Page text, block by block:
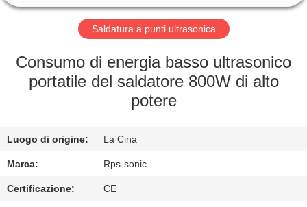
GIRO
FABBRICA
QUALITÀ
CONTATTICI
Saldatura a punti ultrasonica
Consumo di energia basso ultrasonico
portatile del saldatore 800W di alto
potere
Luogo di origine: La Cina
Marca: Rps-sonic
Certificazione: CE